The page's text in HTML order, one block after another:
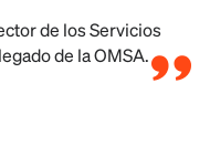
de los Servicios
de la OMSA.